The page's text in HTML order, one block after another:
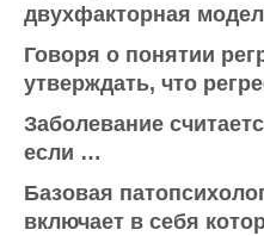
двухфакторная
Говоря о понятии
утверждать, что
Заболевание
если …
Базовая
включает в себя